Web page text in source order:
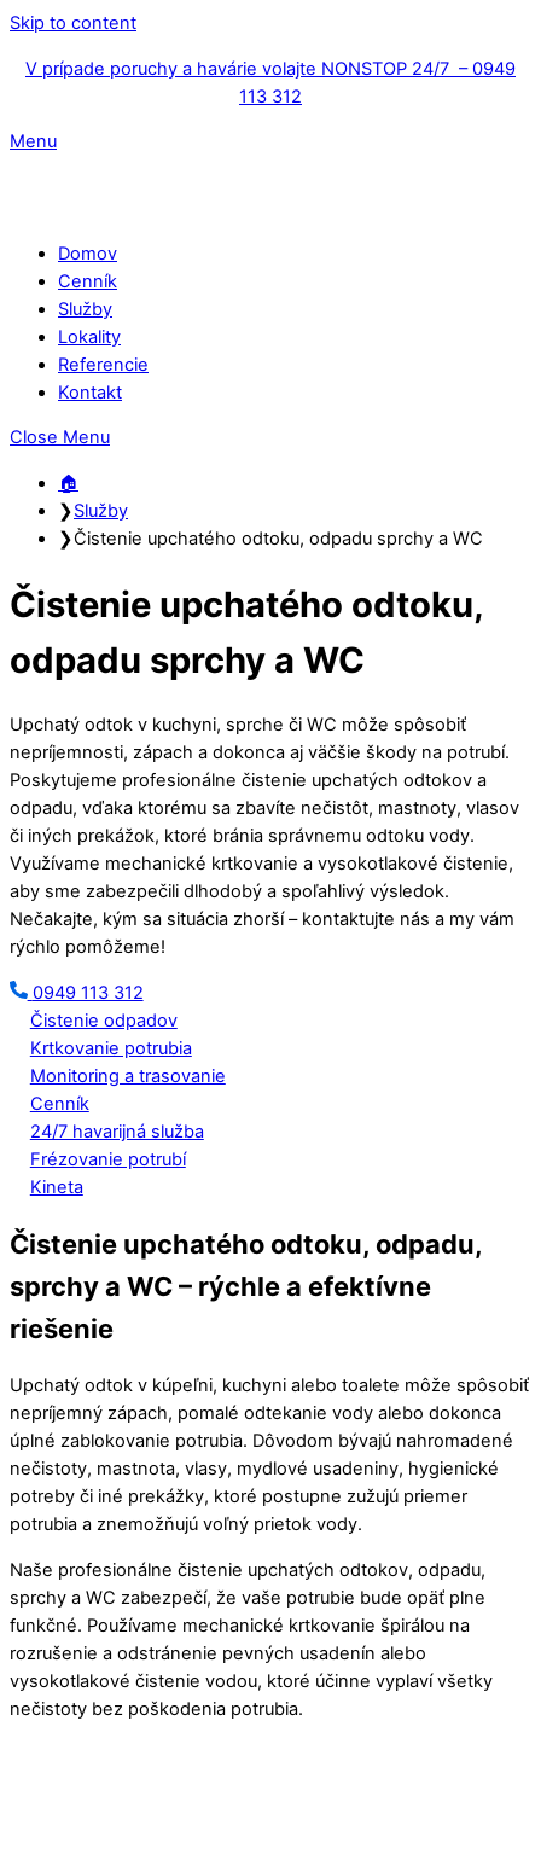
Skip to content
V prípade poruchy a havárie volajte NONSTOP 24/7 – 0949
113 312
Menu
Domov
Cenník
Služby
Lokality
Referencie
Kontakt
Close Menu
🏠︎
❯Služby
❯Čistenie upchatého odtoku, odpadu sprchy a WC
Čistenie upchatého odtoku,
odpadu sprchy a WC
Upchatý odtok v kuchyni, sprche či WC môže spôsobiť
nepríjemnosti, zápach a dokonca aj väčšie škody na potrubí.
Poskytujeme profesionálne čistenie upchatých odtokov a
odpadu, vďaka ktorému sa zbavíte nečistôt, mastnoty, vlasov
či iných prekážok, ktoré bránia správnemu odtoku vody.
Využívame mechanické krtkovanie a vysokotlakové čistenie,
aby sme zabezpečili dlhodobý a spoľahlivý výsledok.
Nečakajte, kým sa situácia zhorší – kontaktujte nás a my vám
rýchlo pomôžeme!
0949 113 312
Čistenie odpadov
Krtkovanie potrubia
Monitoring a trasovanie
Cenník
24/7 havarijná služba
Frézovanie potrubí
Kineta
Čistenie upchatého odtoku, odpadu,
sprchy a WC – rýchle a efektívne
riešenie
Upchatý odtok v kúpeľni, kuchyni alebo toalete môže spôsobiť
nepríjemný zápach, pomalé odtekanie vody alebo dokonca
úplné zablokovanie potrubia. Dôvodom bývajú nahromadené
nečistoty, mastnota, vlasy, mydlové usadeniny, hygienické
potreby či iné prekážky, ktoré postupne zužujú priemer
potrubia a znemožňujú voľný prietok vody.
Naše profesionálne čistenie upchatých odtokov, odpadu,
sprchy a WC zabezpečí, že vaše potrubie bude opäť plne
funkčné. Používame mechanické krtkovanie špirálou na
rozrušenie a odstránenie pevných usadenín alebo
vysokotlakové čistenie vodou, ktoré účinne vyplaví všetky
nečistoty bez poškodenia potrubia.